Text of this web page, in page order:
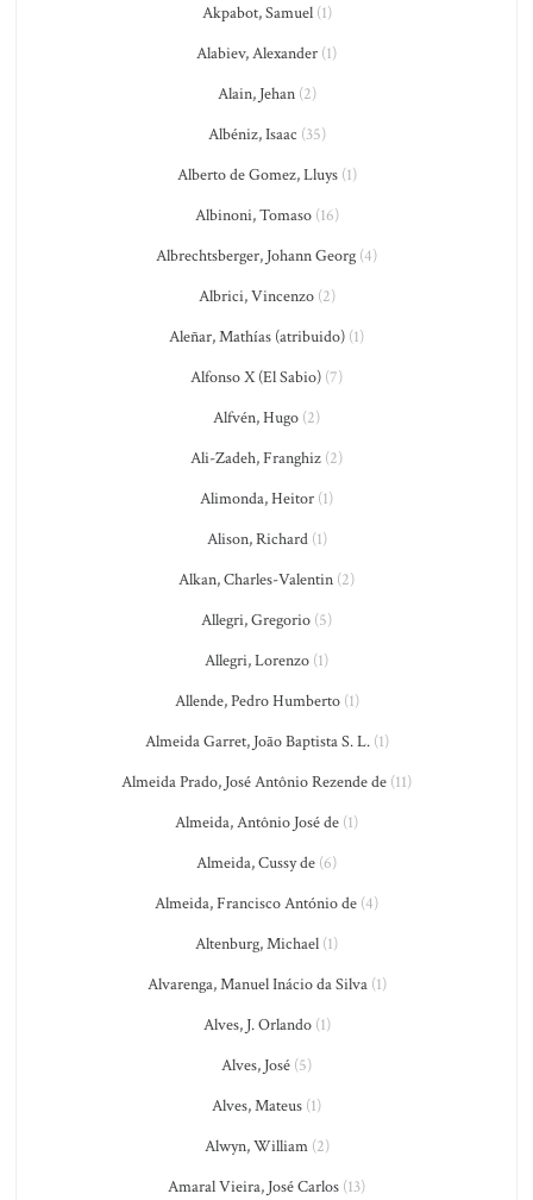
Akpabot, Samuel(1)
Alabiev, Alexander (1)
Alain, Jehan(2)
Albéniz, Isaac (35)
Alberto de Gomez, Lluys(1)
Albinoni, Tomaso(16)
Albrechtsberger, Johann Georg (4)
Albrici, Vincenzo(2)
Aleñar, Mathías (atribuido) (1)
Alfonso X (El Sabio) (7)
Alfvén, Hugo (2)
Ali-Zadeh, Franghiz (2)
Alimonda, Heitor (1)
Alison, Richard(1)
Alkan, Charles-Valentin (2)
Allegri, Gregorio (5)
Allegri, Lorenzo (1)
Allende, Pedro Humberto(1)
Almeida Garret, João Baptista S. L.(1)
Almeida Prado, José Antônio Rezende de (11)
Almeida, Antônio José de (1)
Almeida, Cussy de (6)
Almeida, Francisco António de (4)
Altenburg, Michael (1)
Alvarenga, Manuel Inácio da Silva(1)
Alves, J. Orlando(1)
Alves, José (5)
Alves, Mateus (1)
Alwyn, William(2)
Amaral Vieira, José Carlos (13)